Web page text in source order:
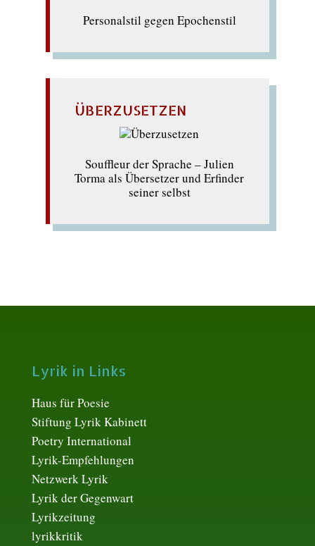
Personalstil gegen Epochenstil
ÜBERZUSETZEN
Souffleur der Sprache – Julien
Torma als Übersetzer und Erfinder
seiner selbst
Lyrik in Links
Haus für Poesie
Stiftung Lyrik Kabinett
Poetry International
Lyrik-Empfehlungen
Netzwerk Lyrik
Lyrik der Gegenwart
Lyrikzeitung
lyrikkritik